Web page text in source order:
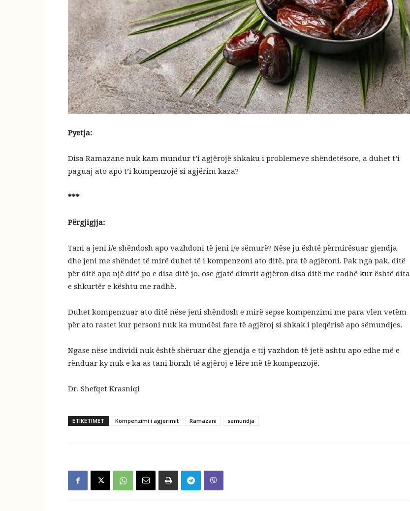
islame
Pyetja:
Disa Ramazane nuk kam mundur t’i agjërojë shkaku i problemeve shëndetësore, a duhet t’i
paguaj ato apo t’i kompenzojë si agjërim kaza?
***
Përgjigjja:
Tani a jeni i/e shëndosh apo vazhdoni të jeni i/e sëmurë? Nëse ju është përmirësuar gjendja
dhe jeni me shëndet të mirë duhet të i kompenzoni ato ditë, pra të agjëroni. Pak nga pak, ditë
për ditë apo një ditë po e disa ditë jo, ose gjatë dimrit agjëron disa ditë me radhë kur është dita
e shkurtër e kështu me radhë.
Duhet kompenzuar ato ditë nëse jeni shëndosh e mirë sepse kompenzimi me para vlen vetëm
për ato rastet kur personi nuk ka mundësi fare të agjëroj si shkak i pleqërisë apo sëmundjes.
Ngase nëse individi nuk është shëruar dhe gjendja e tij vazhdon të jetë ashtu apo edhe më e
rënduar ky nuk e ka as tani borxh të agjëroj e lëre më të kompenzojë.
Dr. Shefqet Krasniqi
ETIKETIMET Kompenzimi i agjerimit Ramazani semundja